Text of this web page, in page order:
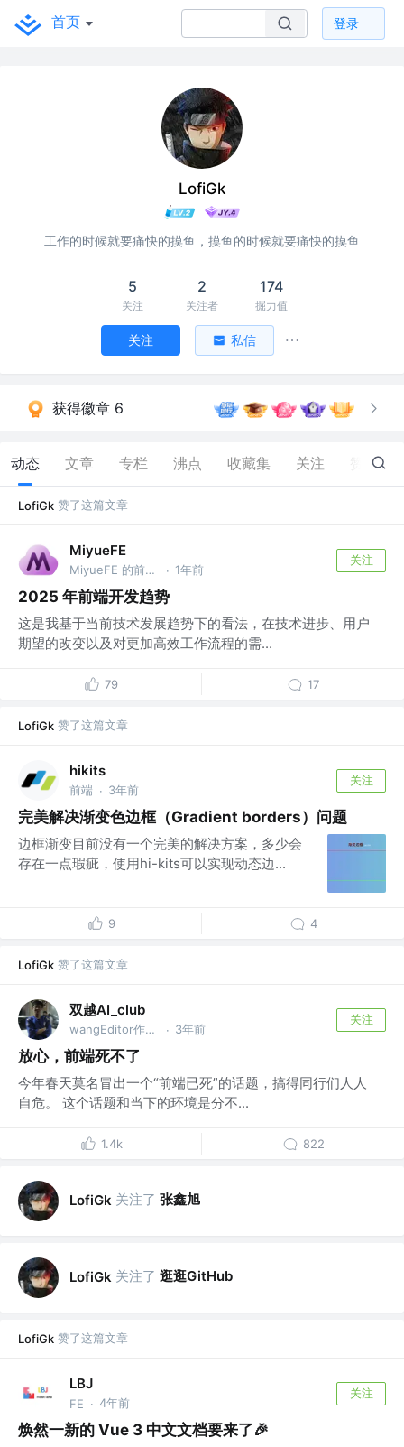
首页 登录
LofiGk
工作的时候就要痛快的摸鱼，摸鱼的时候就要痛快的摸鱼
5
关注
2
关注者
174
掘力值
关注 私信
获得徽章 6
动态 文章 专栏 沸点 收藏集 关注 28
LofiGk 赞了这篇文章
MiyueFE
MiyueFE 的前端圈 @MoonStudio · 1年前
关注
2025 年前端开发趋势
这是我基于当前技术发展趋势下的看法，在技术进步、用户
期望的改变以及对更加高效工作流程的需...
79 17
LofiGk 赞了这篇文章
hikits
前端 · 3年前
关注
完美解决渐变色边框（Gradient borders）问题
边框渐变目前没有一个完美的解决方案，多少会
存在一点瑕疵，使用hi-kits可以实现动态边...
9 4
LofiGk 赞了这篇文章
双越AI_club
wangEditor作者，慕课网讲师 · 3年前
关注
放心，前端死不了
今年春天莫名冒出一个“前端已死”的话题，搞得同行们人人
自危。 这个话题和当下的环境是分不...
1.4k 822
LofiGk 关注了 张鑫旭
LofiGk 关注了 逛逛GitHub
LofiGk 赞了这篇文章
LBJ
FE · 4年前
关注
焕然一新的 Vue 3 中文文档要来了🎉